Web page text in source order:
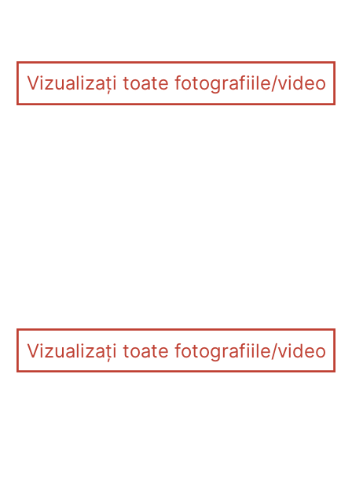
Vizualizați toate fotografiile/video
Vizualizați toate fotografiile/video